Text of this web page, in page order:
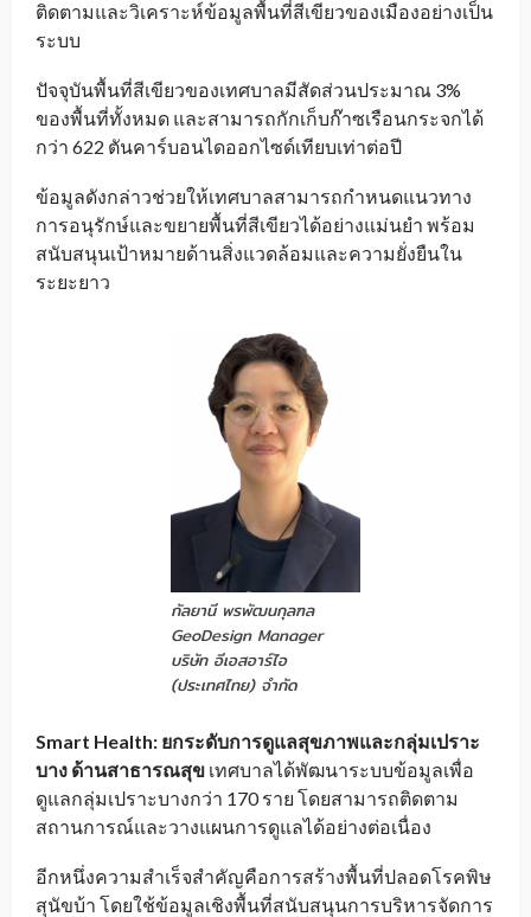
ติดตามและวิเคราะห์ข้อมูลพื้นที่สีเขียวของเมืองอย่างเป็น
ระบบ
ปัจจุบันพื้นที่สีเขียวของเทศบาลมีสัดส่วนประมาณ 3%
ของพื้นที่ทั้งหมด และสามารถกักเก็บก๊าซเรือนกระจกได้
กว่า 622 ตันคาร์บอนไดออกไซด์เทียบเท่าต่อปี
ข้อมูลดังกล่าวช่วยให้เทศบาลสามารถกำหนดแนวทาง
การอนุรักษ์และขยายพื้นที่สีเขียวได้อย่างแม่นยำ พร้อม
สนับสนุนเป้าหมายด้านสิ่งแวดล้อมและความยั่งยืนใน
ระยะยาว
กัลยานี พรพัฒนกุลฑล
GeoDesign Manager
บริษัท อีเอสอาร์ไอ
(ประเทศไทย) จำกัด
Smart Health: ยกระดับการดูแลสุขภาพและกลุ่มเปราะ
บาง ด้านสาธารณสุข เทศบาลได้พัฒนาระบบข้อมูลเพื่อ
ดูแลกลุ่มเปราะบางกว่า 170 ราย โดยสามารถติดตาม
สถานการณ์และวางแผนการดูแลได้อย่างต่อเนื่อง
อีกหนึ่งความสำเร็จสำคัญคือการสร้างพื้นที่ปลอดโรคพิษ
สุนัขบ้า โดยใช้ข้อมูลเชิงพื้นที่สนับสนุนการบริหารจัดการ